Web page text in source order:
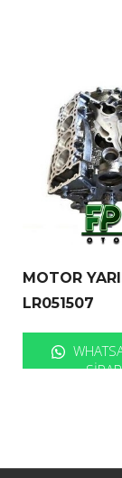
MOTOR
LR051507